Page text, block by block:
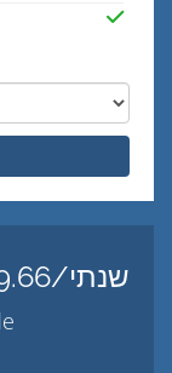
£79.66/שנתי